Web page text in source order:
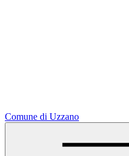
Comune di Uzzano